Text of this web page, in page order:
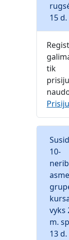
15 d.
tik
10-
vyks
m.
13 d.